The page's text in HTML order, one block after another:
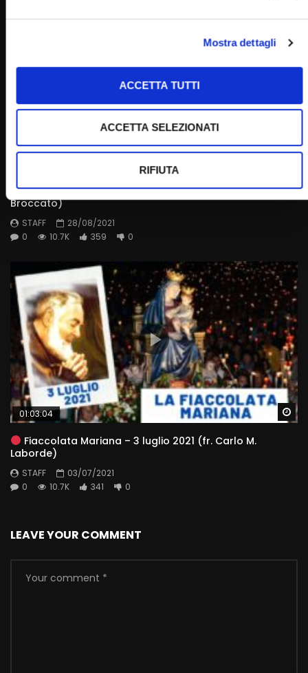
Mostra dettagli
ACCETTA TUTTI
ACCETTA SELEZIONATI
RIFIUTA
Fiaccolata Mariana – 28 agosto 2021 (fr. Aldo
Broccato)
STAFF
28/08/2021
0
10.7K 359 0
01:03:04
Fiaccolata Mariana – 3 luglio 2021 (fr. Carlo M.
Laborde)
STAFF
03/07/2021
0
10.7K 341 0
LEAVE YOUR COMMENT